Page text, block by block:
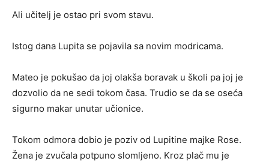
Ali učitelj je ostao pri svom stavu.
Istog dana Lupita se pojavila sa novim modricama.
Mateo je pokušao da joj olakša boravak u školi pa joj je
dozvolio da ne sedi tokom časa. Trudio se da se oseća
sigurno makar unutar učionice.
Tokom odmora dobio je poziv od Lupitine majke Rose.
Žena je zvučala potpuno slomljeno. Kroz plač mu je